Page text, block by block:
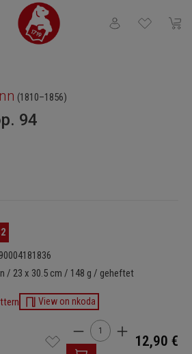
Du hast 0
(1810–1856)
94
/ 23 x 30.5 cm / 148 g / geheftet
View on nkoda
Produkt Anzahl: Gib
12,90 €